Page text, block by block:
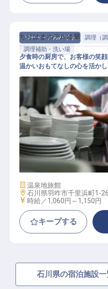
パート・アルバイト
調理（調
調理補助・洗い場
調理補助・洗い場スタ
ちりはまホテルゆ華
夕食時の厨房で、お客様の笑顔
温かいおもてなしの心を活かし
施設業態
温泉地旅館
勤務地
石川県羽咋市千里浜町1-26
給与
時給／1,060円～ 1,150円
キープする
石川県の宿泊施設